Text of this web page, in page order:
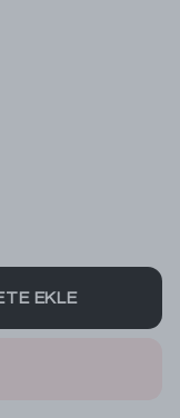
EKLE